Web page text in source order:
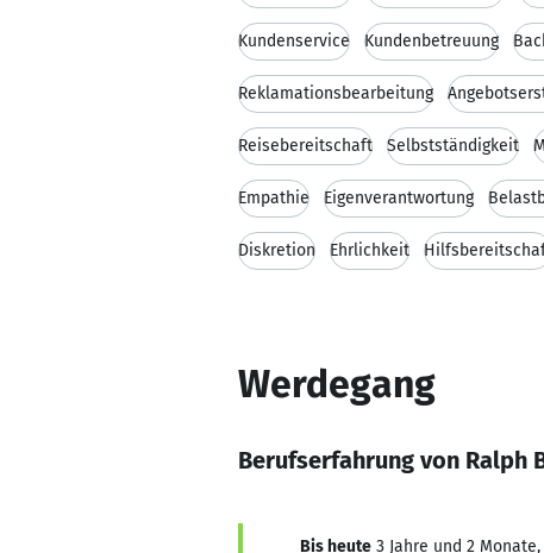
Kundenservice Kundenbetreuung
Reklamationsbearbeitung
Reisebereitschaft Selbstständigkeit
Empathie Eigenverantwortung
Diskretion Ehrlichkeit
Werdegang
Berufserfahrung von Ralph
Bis heute 3 Jahre und 2